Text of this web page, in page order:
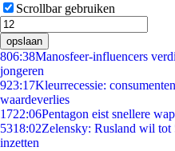
Scrollbar gebruiken
opslaan
806:38Manosfeer-influencers
jongeren
923:17Kleurrecessie:
waardeverlies
1722:06Pentagon eist snellere
5318:02Zelensky: Rusland wil
inzetten